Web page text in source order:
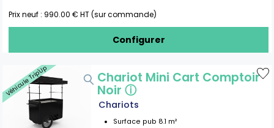
Prix neuf : 990.00 € HT (sur commande)
Configurer
Véhicule Trip'Up Chariot Mini Cart Comptoir
Noir ⓘ
Chariots
Surface pub 8.1 m²